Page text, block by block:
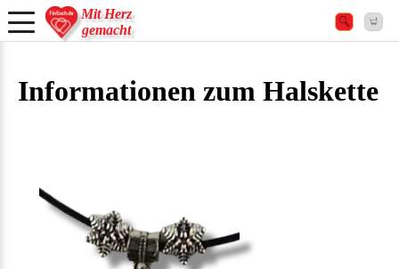
Mit Herz
gemacht
Informationen zum Halskette